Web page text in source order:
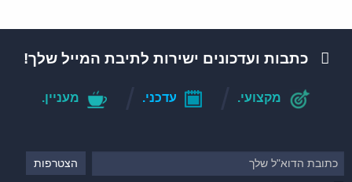
כתבות ועדכונים ישירות לתיבת המייל שלך!
מקצועי. עדכני. מעניין.